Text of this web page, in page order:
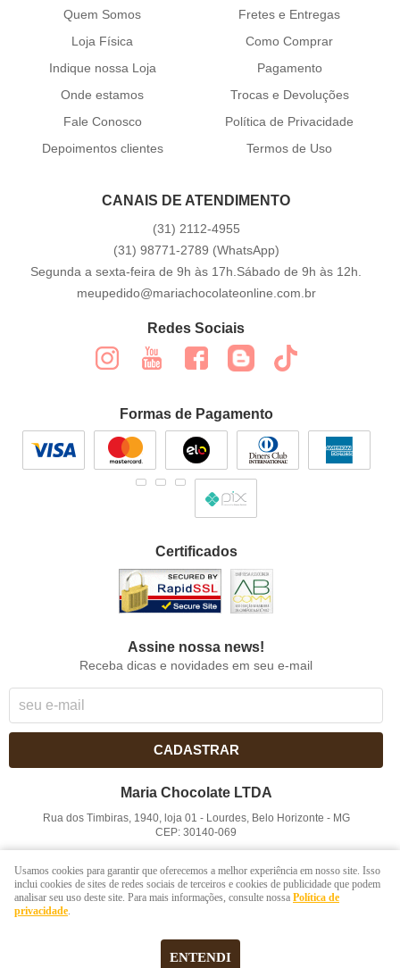
Quem Somos
Loja Física
Indique nossa Loja
Onde estamos
Fale Conosco
Depoimentos clientes
Fretes e Entregas
Como Comprar
Pagamento
Trocas e Devoluções
Política de Privacidade
Termos de Uso
CANAIS DE ATENDIMENTO
(31) 2112-4955
(31) 98771-2789 (WhatsApp)
Segunda a sexta-feira de 9h às 17h.Sábado de 9h às 12h.
meupedido@mariachocolateonline.com.br
Redes Sociais
Formas de Pagamento
Certificados
Assine nossa news!
Receba dicas e novidades em seu e-mail
CADASTRAR
Maria Chocolate LTDA
Rua dos Timbiras, 1940, loja 01 - Lourdes, Belo Horizonte - MG
CEP: 30140-069
LOJA VIRTUAL CRIADA POR
Usamos cookies para garantir que oferecemos a melhor experiência em nosso site. Isso
inclui cookies de sites de redes sociais de terceiros e cookies de publicidade que podem
analisar seu uso deste site. Para mais informações, consulte nossa Política de
privacidade.
ENTENDI